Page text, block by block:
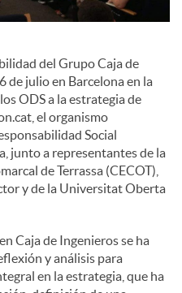
del Grupo Caja de
de julio en Barcelona en la
ODS a la estrategia de
el organismo
Social
junto a representantes de la
de Terrassa (CECOT),
y de la Universitat Oberta
Caja de Ingenieros se ha
y análisis para
en la estrategia, que ha